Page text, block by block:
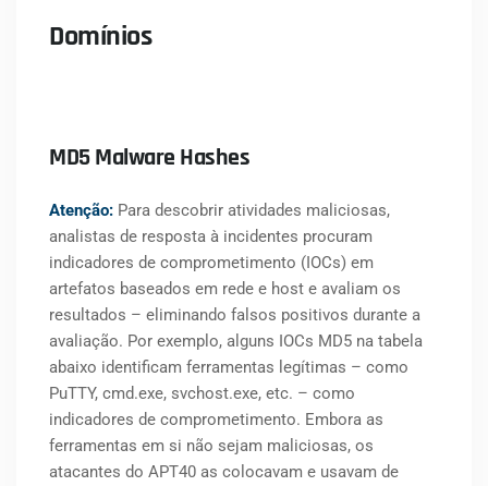
Domínios
MD5 Malware Hashes
Atenção: Para descobrir atividades maliciosas,
analistas de resposta à incidentes procuram
indicadores de comprometimento (IOCs) em
artefatos baseados em rede e host e avaliam os
resultados – eliminando falsos positivos durante a
avaliação. Por exemplo, alguns IOCs MD5 na tabela
abaixo identificam ferramentas legítimas – como
PuTTY, cmd.exe, svchost.exe, etc. – como
indicadores de comprometimento. Embora as
ferramentas em si não sejam maliciosas, os
atacantes do APT40 as colocavam e usavam de